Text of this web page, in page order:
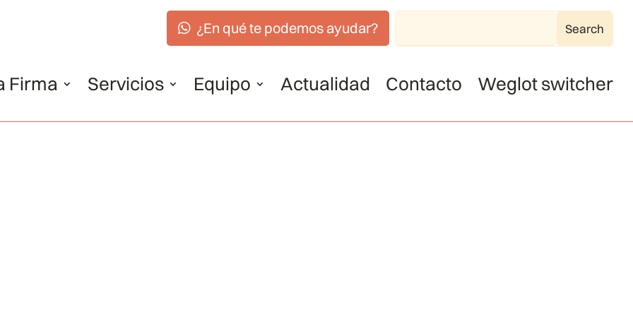
¿En qué te podemos ayudar?
Firma Servicios Equipo Actualidad Contacto Weglot switcher